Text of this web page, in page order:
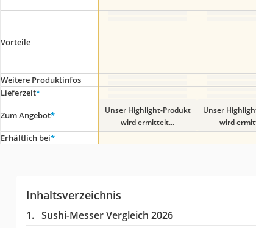
Vorteile
Weitere Produktinfos
Lieferzeit*
Zum Angebot*
Unser Highlight-Produkt
wird ermittelt...
Unser
wird
Erhältlich bei*
Inhaltsverzeichnis
Sushi-Messer Vergleich 2026